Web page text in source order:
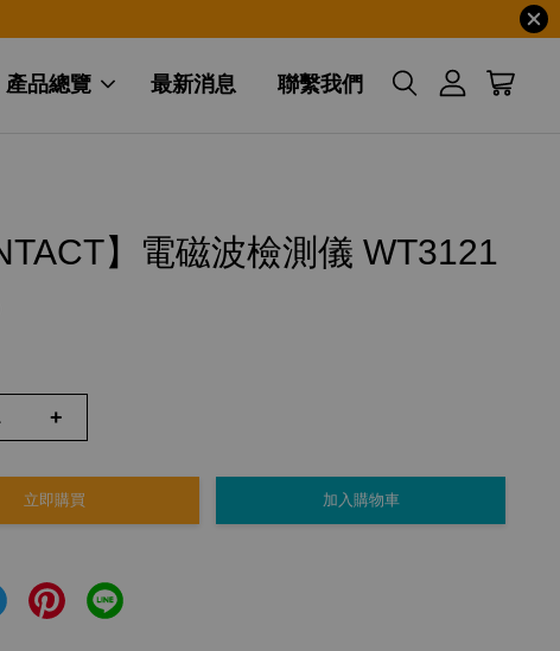
產品總覽 最新消息 聯繫我們
】電磁波檢測儀 WT3121
+
立即購買 加入購物車